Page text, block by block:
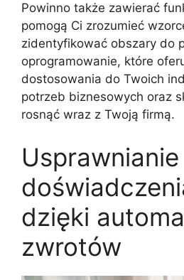
Powinno także zawierać
pomogą Ci zrozumieć
zidentyfikować obszary do
oprogramowanie, które
dostosowania do Twoich
potrzeb biznesowych oraz
rosnąć wraz z Twoją firmą.
Usprawnianie
dzięki
zwrotów